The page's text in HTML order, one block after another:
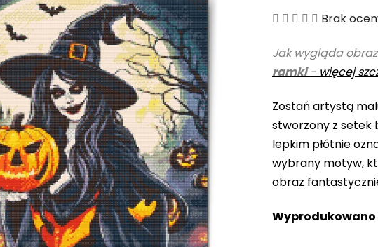
Średnia
produktu
wynosi
na
5
gwiazdek.
Brak
Jak wygląda
ramki- więcej
Zostań artystą
stworzony z setek
lepkim płótnie
wybrany motyw,
obraz
Wyprodukowano